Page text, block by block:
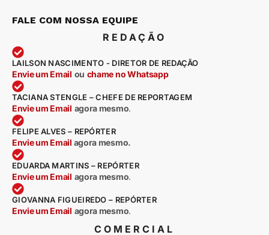
FALE COM NOSSA EQUIPE
REDAÇÃO
LAILSON NASCIMENTO - DIRETOR DE REDAÇÃO
Envie um Email ou chame no Whatsapp
TACIANA STENGLE – CHEFE DE REPORTAGEM
Envie um Email agora mesmo.
FELIPE ALVES – REPÓRTER
Envie um Email agora mesmo.
EDUARDA MARTINS – REPÓRTER
Envie um Email agora mesmo.
GIOVANNA FIGUEIREDO – REPÓRTER
Envie um Email agora mesmo.
COMERCIAL